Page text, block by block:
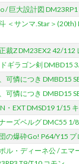
/ 巨大設計図
＜サンマ.Star＞(20th)
裁Z DM23EX2 42/112
ギラゴン剣 DMBD15
可憐につき DMBD15
可憐につき DMBD15
・EXT DMSD19 1/15
ーズベルグ DMC55 1/
の爆砕Go! P64/Y15 プ
ル・ディーネ公 / エマ